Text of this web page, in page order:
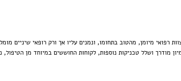
רפואי מיומן, מהטוב בתחומו, ונמנים עליו אך ורק רופאי שיניים
מודרך ושלל טכניקות נוספות, לקוחות החוששים במיוחד מן הטיפול,